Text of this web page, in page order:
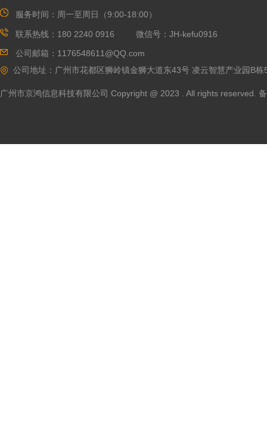
服务时间： 周一至周日（9:00-18:00）
联系热线：180 2240 0916 微信号 ：JH-kefu0916
公司邮箱：1176548611@QQ.com
公司地址：广州市花都区狮岭镇金狮大道东43号 凌云智慧产业园B栋
广州市京鸿信息科技有限公司 Copyright @ 2023 . All rights reserved.